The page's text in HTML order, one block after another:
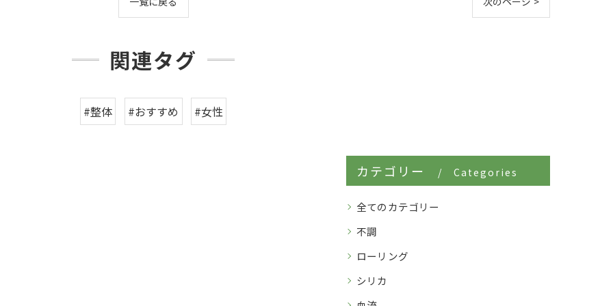
関連タグ
#整体 #おすすめ #女性
カテゴリー Categories
全てのカテゴリー
不調
ローリング
シリカ